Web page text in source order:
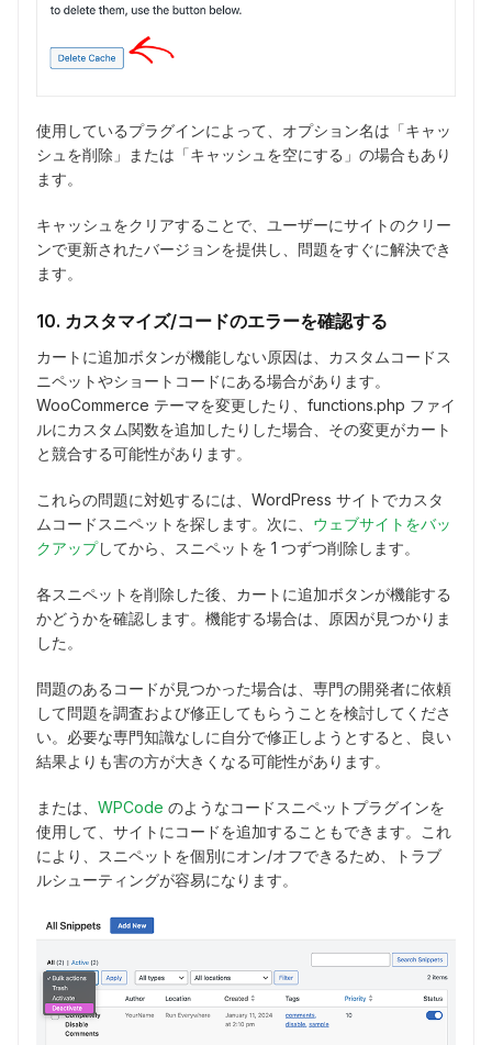
使用しているプラグインによって、オプション名は「キャッ
シュを削除」または「キャッシュを空にする」の場合もあり
ます。
キャッシュをクリアすることで、ユーザーにサイトのクリー
ンで更新されたバージョンを提供し、問題をすぐに解決でき
ます。
10. カスタマイズ/コードのエラーを確認する
カートに追加ボタンが機能しない原因は、カスタムコードス
ニペットやショートコードにある場合があります。
WooCommerce テーマを変更したり、functions.php ファイ
ルにカスタム関数を追加したりした場合、その変更がカート
と競合する可能性があります。
これらの問題に対処するには、WordPress サイトでカスタ
ムコードスニペットを探します。次に、 ウェブサイトをバッ
クアップしてから、スニペットを 1 つずつ削除します。
各スニペットを削除した後、カートに追加ボタンが機能する
かどうかを確認します。機能する場合は、原因が見つかりま
した。
問題のあるコードが見つかった場合は、専門の開発者に依頼
して問題を調査および修正してもらうことを検討してくださ
い。必要な専門知識なしに自分で修正しようとすると、良い
結果よりも害の方が大きくなる可能性があります。
または、 WPCode のようなコードスニペットプラグインを
使用して、サイトにコードを追加することもできます。これ
により、スニペットを個別にオン/オフできるため、トラブ
ルシューティングが容易になります。